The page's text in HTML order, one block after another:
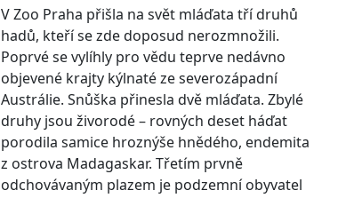
V Zoo Praha přišla na svět mláďata tří druhů
hadů, kteří se zde doposud nerozmnožili.
Poprvé se vylíhly pro vědu teprve nedávno
objevené krajty kýlnaté ze severozápadní
Austrálie. Snůška přinesla dvě mláďata. Zbylé
druhy jsou živorodé – rovných deset háďat
porodila samice hroznýše hnědého, endemita
z ostrova Madagaskar. Třetím prvně
odchovávaným plazem je podzemní obyvatel